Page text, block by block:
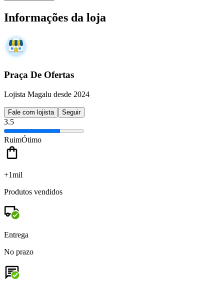
Informações da loja
Praça De Ofertas
Lojista Magalu desde 2024
Fale com lojista Seguir
3.5
RuimÓtimo
+1mil
Produtos vendidos
Entrega
No prazo